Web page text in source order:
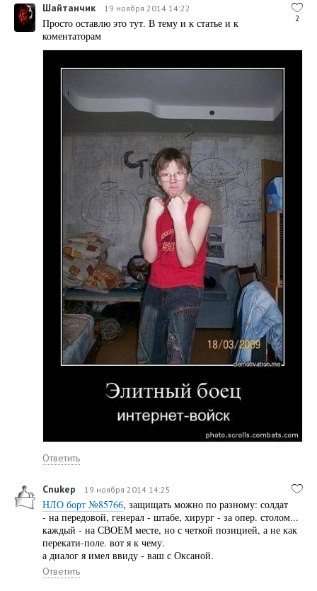
2
Шайтанчик 19 ноября 2014 14:22
Просто оставлю это тут. В тему и к статье и к
коментаторам
Ответить
Cnukep 19 ноября 2014 14:25
НЛО борт №85766, защищать можно по разному: солдат
- на передовой, генерал - штабе, хирург - за опер. столом...
каждый - на СВОЕМ месте, но с четкой позицией, а не как
перекати-поле. вот я к чему.
а диалог я имел ввиду - ваш с Оксаной.
Ответить